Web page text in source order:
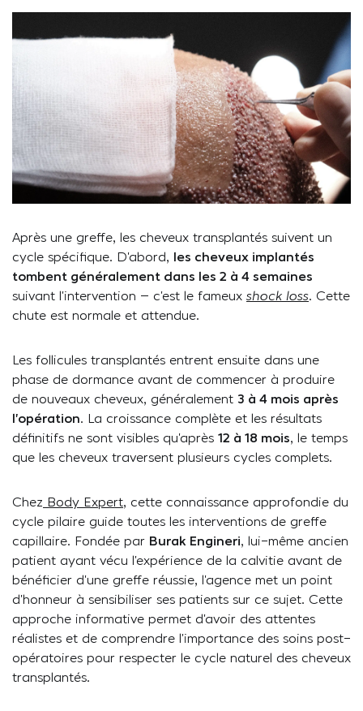
Après une greffe, les cheveux transplantés suivent un
cycle spécifique. D’abord, les cheveux implantés
tombent généralement dans les 2 à 4 semaines
suivant l’intervention – c’est le fameux shock loss. Cette
chute est normale et attendue.
Les follicules transplantés entrent ensuite dans une
phase de dormance avant de commencer à produire
de nouveaux cheveux, généralement 3 à 4 mois après
l’opération. La croissance complète et les résultats
définitifs ne sont visibles qu’après 12 à 18 mois, le temps
que les cheveux traversent plusieurs cycles complets.
ChezBody Expert, cette connaissance approfondie du
cycle pilaire guide toutes les interventions de greffe
capillaire. Fondée par Burak Engineri, lui-même ancien
patient ayant vécu l’expérience de la calvitie avant de
bénéficier d’une greffe réussie, l’agence met un point
d’honneur à sensibiliser ses patients sur ce sujet. Cette
approche informative permet d’avoir des attentes
réalistes et de comprendre l’importance des soins post-
opératoires pour respecter le cycle naturel des cheveux
transplantés.